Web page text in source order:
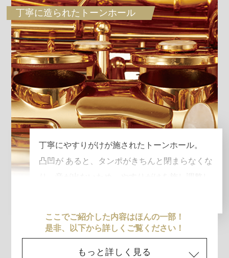
丁寧に造られたトーンホール
丁寧にやすりがけが施されたトーンホール。
凸凹が あると、タンポがきちんと閉まらなくな
ここでご紹介した内容はほんの一部！
是非、以下から詳しくご覧ください！
もっと詳しく見る